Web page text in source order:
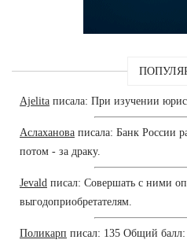
Ajelita писала: При изучении
Аслаханова писала: Банк России
потом - за драку.
Jevald писал: Совершать с ними
выгодоприобретателям.
Поликарп писал: 135 Общий балл: